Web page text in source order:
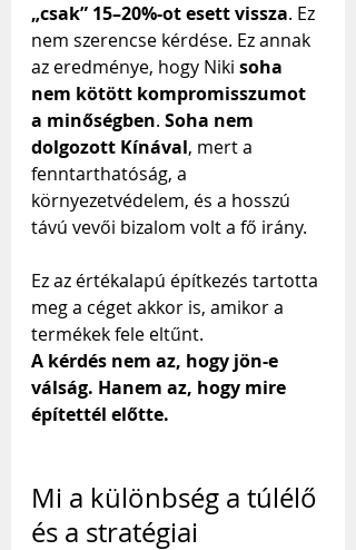
„csak” 15–20%-ot esett vissza. Ez
nem szerencse kérdése. Ez annak
az eredménye, hogy Niki soha
nem kötött kompromisszumot
a minőségben. Soha nem
dolgozott Kínával, mert a
fenntarthatóság, a
környezetvédelem, és a hosszú
távú vevői bizalom volt a fő irány.
Ez az értékalapú építkezés tartotta
meg a céget akkor is, amikor a
termékek fele eltűnt.
A kérdés nem az, hogy jön-e
válság. Hanem az, hogy mire
építettél előtte.
Mi a különbség a túlélő
és a stratégiai